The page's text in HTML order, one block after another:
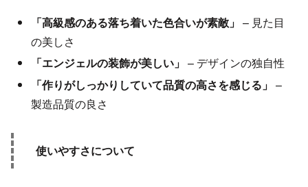
「高級感のある落ち着いた色合いが素敵」 – 見た目
の美しさ
「エンジェルの装飾が美しい」 – デザインの独自性
「作りがしっかりしていて品質の高さを感じる」 –
製造品質の良さ
使いやすさについて